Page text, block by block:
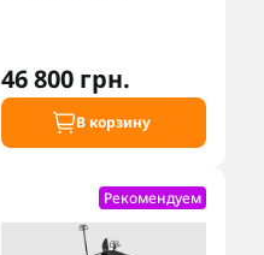
46 800 грн.
В корзину
Рекомендуем